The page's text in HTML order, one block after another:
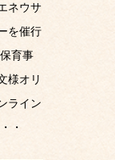
ネウサ
を催行
育事
様オリ
ライン
・